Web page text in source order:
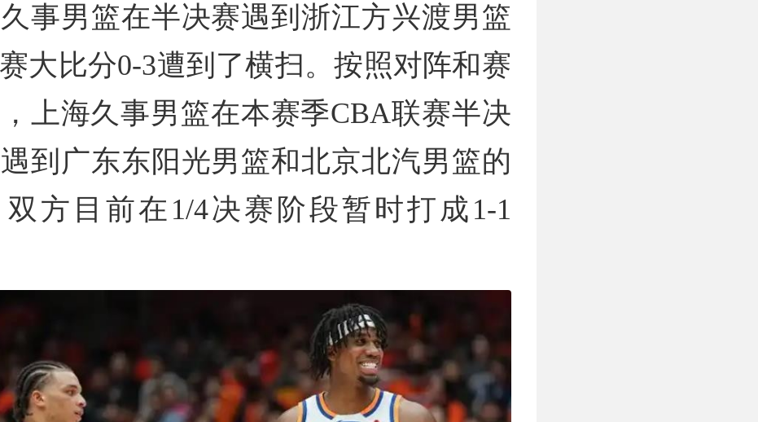
事男篮在半决赛遇到浙江方兴渡男篮
大比分0-3遭到了横扫。按照对阵和赛
上海久事男篮在本赛季CBA联赛半决
到广东东阳光男篮和北京北汽男篮的
方目前在1/4决赛阶段暂时打成1-1